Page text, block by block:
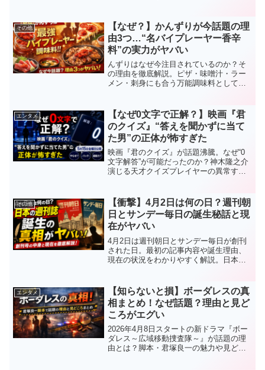
に迫る。
その他
【なぜ？】かんずりが今話題の理
由3つ…“名バイプレーヤー香辛
料”の実力がヤバい
んずりはなぜ今注目されているのか？そ
の理由を徹底解説。ピザ・味噌汁・ラー
メン・刺身にも合う万能調味料として話
をまとめました。
エンタメ
【なぜ0文字で正解？】映画『君
のクイズ』“答えを聞かずに当て
た男”の正体が怖すぎた
映画『君のクイズ』が話題沸騰。なぜ“0
文字解答”が可能だったのか？神木隆之介
演じる天才クイズプレイヤーの異常すぎ
その他
【衝撃】4月2日は何の日？週刊朝
日とサンデー毎日の誕生秘話と現
在がヤバい
4月2日は週刊朝日とサンデー毎日が創刊
された日。最初の記事内容や誕生理由、
現在の状況をわかりやすく解説。日本の
エンタメ
【知らないと損】ボーダレスの真
相まとめ！なぜ話題？理由と見ど
ころがエグい
2026年4月8日スタートの新ドラマ『ボー
ダレス～広域移動捜査隊～』が話題の理
由とは？脚本・君塚良一の魅力や見どこ